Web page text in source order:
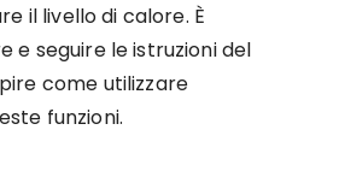
il livello di calore. È
e seguire le istruzioni del
come utilizzare
funzioni.